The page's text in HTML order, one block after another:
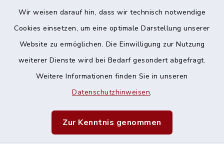
Wir weisen darauf hin, dass wir technisch notwendige
Cookies einsetzen, um eine optimale Darstellung unserer
Website zu ermöglichen. Die Einwilligung zur Nutzung
weiterer Dienste wird bei Bedarf gesondert abgefragt.
Weitere Informationen finden Sie in unseren
Datenschutzhinweisen.
Zur Kenntnis genommen
Datenschutz
Impressum
Sitemap
Cookie-Einstellungen